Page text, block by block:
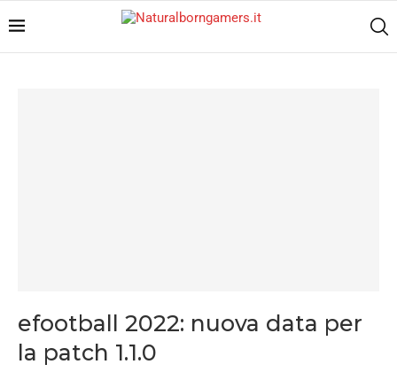
efootball 2022: nuova data per
la patch 1.1.0